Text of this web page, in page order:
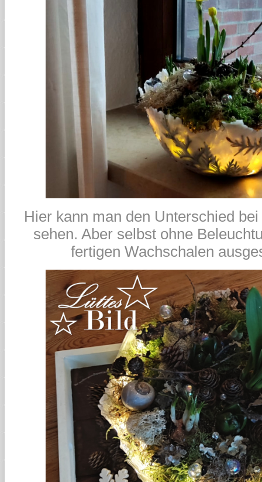
Hier kann man den Unterschied
sehen. Aber selbst ohne
fertigen Wachschalen